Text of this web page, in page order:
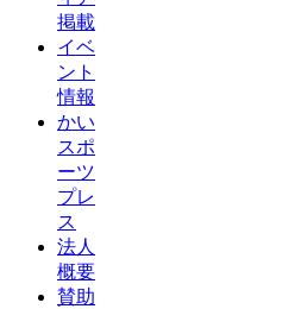
掲載
イベ
ント
情報
かい
スポ
ーツ
プレ
ス
法人
概要
賛助